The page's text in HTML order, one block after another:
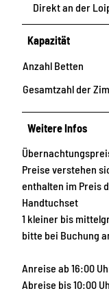
Direkt an der
Kapazität
Anzahl Betten
Gesamtzahl der
Weitere Infos
Preise verstehen
enthalten im Preis
Handtuchset
1 kleiner bis
bitte bei Buchung
Anreise ab 16:00
Abreise bis 10:00